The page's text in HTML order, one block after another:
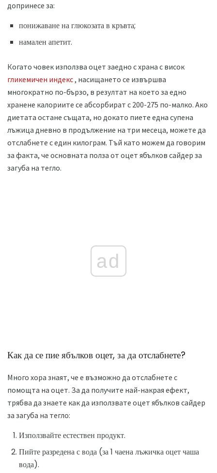
допринесе за:
понижаване на глюкозата в кръвта;
намален апетит.
Когато човек използва оцет заедно с храна с висок
гликемичен индекс, насищането се извършва
многократно по-бързо, в резултат на което за едно
хранене калориите се абсорбират с 200-275 по-малко. Ако
диетата остане същата, но докато пиете една супена
лъжица дневно в продължение на три месеца, можете да
отслабнете с един килограм. Тъй като можем да говорим
за факта, че основната полза от оцет ябълков сайдер за
загуба на тегло.
ad
Как да се пие ябълков оцет, за да отслабнете?
Много хора знаят, че е възможно да отслабнете с
помощта на оцет. За да получите най-накрая ефект,
трябва да знаете как да използвате оцет ябълков сайдер
за загуба на тегло:
Използвайте естествен продукт.
Пийте разредена с вода (за 1 чаена лъжичка оцет чаша
вода).